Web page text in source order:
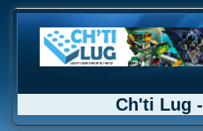
Ch'ti Lug